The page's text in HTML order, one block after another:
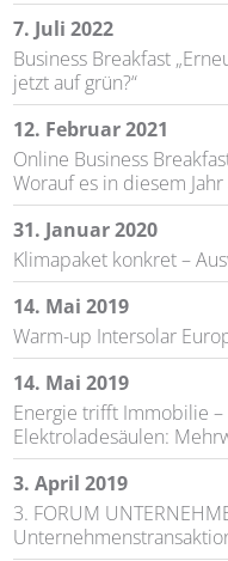
7. Juli 2022
Business Breakfast
jetzt auf grün?“
12. Februar 2021
Online Business
Worauf es in diesem
31. Januar 2020
Klimapaket konkret –
14. Mai 2019
Warm-up Intersolar
14. Mai 2019
Energie trifft Immobilie
Elektroladesäulen:
3. April 2019
3. FORUM